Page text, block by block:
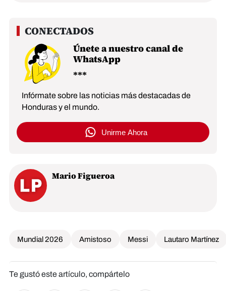
Únete a nuestro canal de
WhatsApp
Infórmate sobre las noticias más destacadas de
Honduras y el mundo.
Unirme Ahora
Mario Figueroa
Mundial 2026 Amistoso Messi Lautaro Martínez
Te gustó este artículo, compártelo